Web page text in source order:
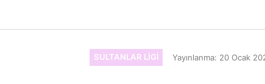
SULTANLAR LIGI Yayınlanma: 20 Ocak